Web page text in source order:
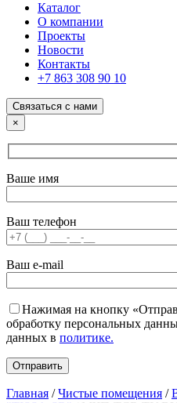
Каталог
О компании
Проекты
Новости
Контакты
+7 863 308 90 10
Связаться с нами
×
Ваше имя
Ваш телефон
Ваш e-mail
Нажимая на кнопку
обработку персональных
данных в политике.
Главная /Чистые помещения /